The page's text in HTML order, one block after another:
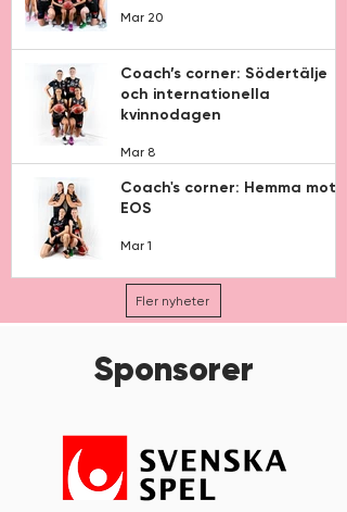
Mar 20
Coach’s corner: Södertälje
och internationella
kvinnodagen
Mar 8
Coach's corner: Hemma mot
EOS
Mar 1
Fler nyheter
Sponsorer